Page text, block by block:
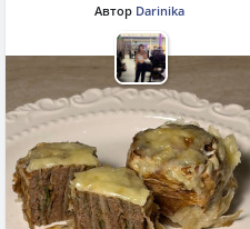
Автор Darinika